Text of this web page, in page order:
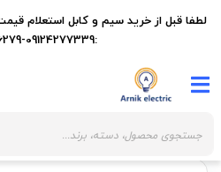
لطفا قبل از خرید سیم و کابل استعلام
:09124277339-02155356279